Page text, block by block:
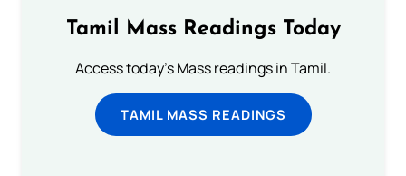
Tamil Mass Readings Today
Access today's Mass readings in Tamil.
TAMIL MASS READINGS